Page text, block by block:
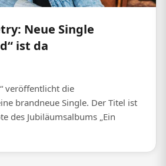
Neue Single
ist da
veröffentlicht die
brandneue Single. Der Titel ist
des Jubiläumsalbums „Ein